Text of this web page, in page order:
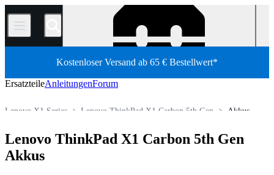
/
Kostenloser Versand ab 65 € Bestellwert*
ErsatzteileAnleitungenForum
Akkus
Lenovo ThinkPad X1 Carbon 5th Gen
Lenovo X1 Series
Laptop und Desktop PCs
Ersatzteile
Shop
Lenovo ThinkPad X1 Carbon 5th Gen
Akkus